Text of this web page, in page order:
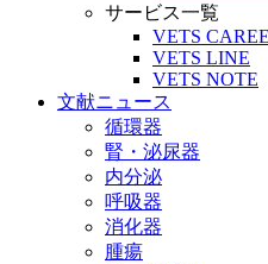
サービス一覧
VETS
VETS LINE
VETS NOTE
文献ニュース
循環器
腎・泌尿器
内分泌
呼吸器
消化器
腫瘍